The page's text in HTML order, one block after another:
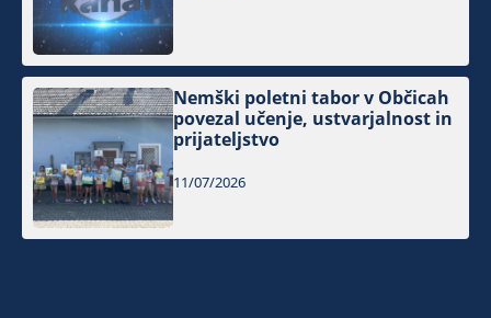
Nemški poletni tabor v Občicah
povezal učenje, ustvarjalnost in
prijateljstvo
11/07/2026